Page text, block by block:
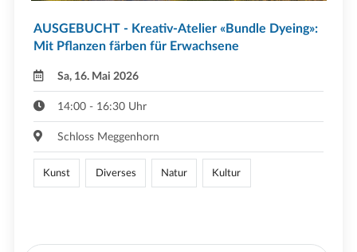
AUSGEBUCHT - Kreativ-Atelier «Bundle Dyeing»:
Mit Pflanzen färben für Erwachsene
Sa, 16. Mai 2026
14:00 - 16:30 Uhr
Schloss Meggenhorn
Kunst Diverses Natur Kultur